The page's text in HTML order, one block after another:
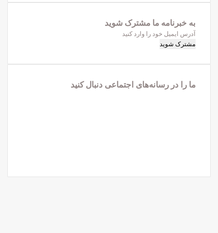
به خبرنامه‌‌ ما مشترک شوید
آدرس
ایمیل
را
کنید
ما را در رسانه‌های اجتماعی دنبال کنید